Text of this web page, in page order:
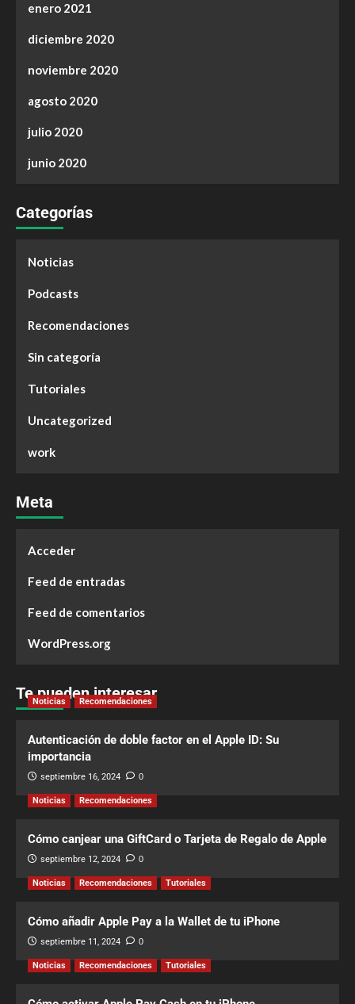
enero 2021
diciembre 2020
noviembre 2020
agosto 2020
julio 2020
junio 2020
Categorías
Noticias
Podcasts
Recomendaciones
Sin categoría
Tutoriales
Uncategorized
work
Meta
Acceder
Feed de entradas
Feed de comentarios
WordPress.org
Te pueden interesar
Noticias Recomendaciones
Autenticación de doble factor en el Apple ID: Su
importancia
septiembre 16, 2024 0
Noticias Recomendaciones
Cómo canjear una GiftCard o Tarjeta de Regalo de Apple
septiembre 12, 2024 0
Noticias Recomendaciones Tutoriales
Cómo añadir Apple Pay a la Wallet de tu iPhone
septiembre 11, 2024 0
Noticias Recomendaciones Tutoriales